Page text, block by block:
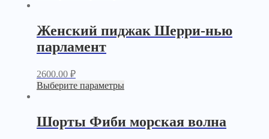
Женский пиджак Шерри-нью
парламент
2600.00 ₽
Выберите параметры
Шорты Фиби морская волна